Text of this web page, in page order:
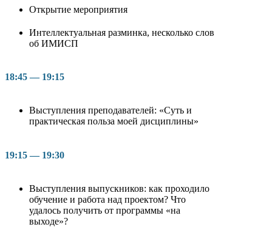
Открытие мероприятия
Интеллектуальная разминка, несколько слов
об ИМИСП
18:45 — 19:15
Выступления преподавателей: «Суть и
практическая польза моей дисциплины»
19:15 — 19:30
Выступления выпускников: как проходило
обучение и работа над проектом? Что
удалось получить от программы «на
выходе»?